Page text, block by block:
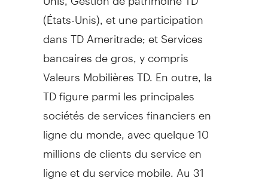
(États-Unis), et une participation
dans TD Ameritrade; et Services
bancaires de gros, y compris
Valeurs Mobilières TD. En outre, la
TD figure parmi les principales
sociétés de services financiers en
ligne du monde, avec quelque 10
millions de clients du service en
ligne et du service mobile. Au 31